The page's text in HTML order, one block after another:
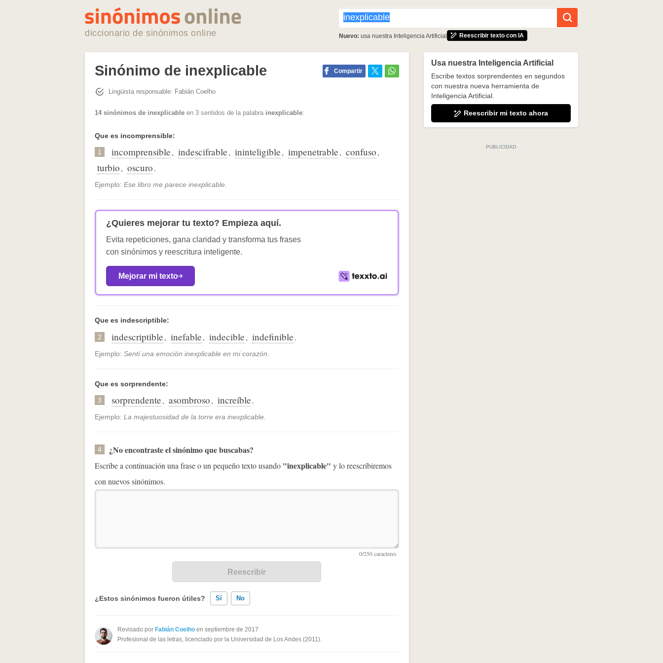
diccionario de sinónimos online Nuevo: usa nuestra Inteligencia Artificial Reescribir texto con IA
Sinónimo de inexplicable Compartir
Lingüista responsable: Fabián Coelho
14 sinónimos de inexplicable en 3 sentidos de la palabra inexplicable:
Que es incomprensible:
1 incomprensible, indescifrable, ininteligible, impenetrable, confuso,
turbio, oscuro.
Ejemplo: Ese libro me parece inexplicable.
¿Quieres mejorar tu texto? Empieza aquí.
Evita repeticiones, gana claridad y transforma tus frases
con sinónimos y reescritura inteligente.
Mejorar mi texto
Que es indescriptible:
2 indescriptible, inefable, indecible, indefinible.
Ejemplo: Sentí una emoción inexplicable en mi corazón.
Que es sorprendente:
3 sorprendente, asombroso, increíble.
Ejemplo: La majestuosidad de la torre era inexplicable.
4 ¿No encontraste el sinónimo que buscabas?
Escribe a continuación una frase o un pequeño texto usando "inexplicable" y lo reescribiremos
con nuevos sinónimos.
¿Estos sinónimos fueron útiles? Sí No
Existen sinónimos incorrectos
Revisado por Fabián Coelho en septiembre de 2017
Profesional de las letras, licenciado por la Universidad de Los Andes (2011).
Usa nuestra Inteligencia Artificial
Escribe textos sorprendentes en segundos
con nuestra nueva herramienta de
Inteligencia Artificial.
Reescribir mi texto ahora